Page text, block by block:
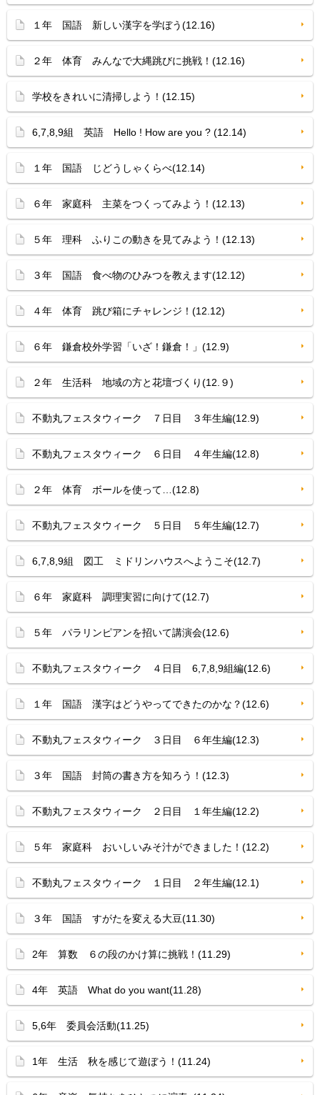
１年 国語 新しい漢字を学ぼう(12.16)
２年 体育 みんなで大縄跳びに挑戦！(12.16)
学校をきれいに清掃しよう！(12.15)
6,7,8,9組 英語 Hello ! How are you ? (12.14)
１年 国語 じどうしゃくらべ(12.14)
６年 家庭科 主菜をつくってみよう！(12.13)
５年 理科 ふりこの動きを見てみよう！(12.13)
３年 国語 食べ物のひみつを教えます(12.12)
４年 体育 跳び箱にチャレンジ！(12.12)
６年 鎌倉校外学習「いざ！鎌倉！」(12.9)
２年 生活科 地域の方と花壇づくり(12.９)
不動丸フェスタウィーク ７日目 ３年生編(12.9)
不動丸フェスタウィーク ６日目 ４年生編(12.8)
２年 体育 ボールを使って…(12.8)
不動丸フェスタウィーク ５日目 ５年生編(12.7)
6,7,8,9組 図工 ミドリンハウスへようこそ(12.7)
６年 家庭科 調理実習に向けて(12.7)
５年 パラリンピアンを招いて講演会(12.6)
不動丸フェスタウィーク ４日目 6,7,8,9組編(12.6)
１年 国語 漢字はどうやってできたのかな？(12.6)
不動丸フェスタウィーク ３日目 ６年生編(12.3)
３年 国語 封筒の書き方を知ろう！(12.3)
不動丸フェスタウィーク ２日目 １年生編(12.2)
５年 家庭科 おいしいみそ汁ができました！(12.2)
不動丸フェスタウィーク １日目 ２年生編(12.1)
３年 国語 すがたを変える大豆(11.30)
2年 算数 ６の段のかけ算に挑戦！(11.29)
4年 英語 What do you want(11.28)
5,6年 委員会活動(11.25)
1年 生活 秋を感じて遊ぼう！(11.24)